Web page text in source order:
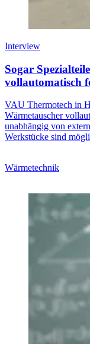
Interview
Sogar
vollautomatisch
VAU Thermotech in
Wärmetauscher
unabhängig von
Werkstücke sind
Wärmetechnik